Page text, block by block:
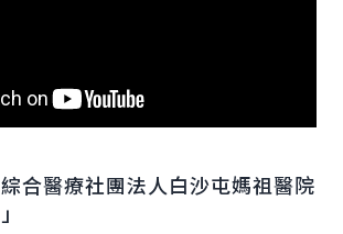
合醫療社團法人白沙屯媽祖醫院